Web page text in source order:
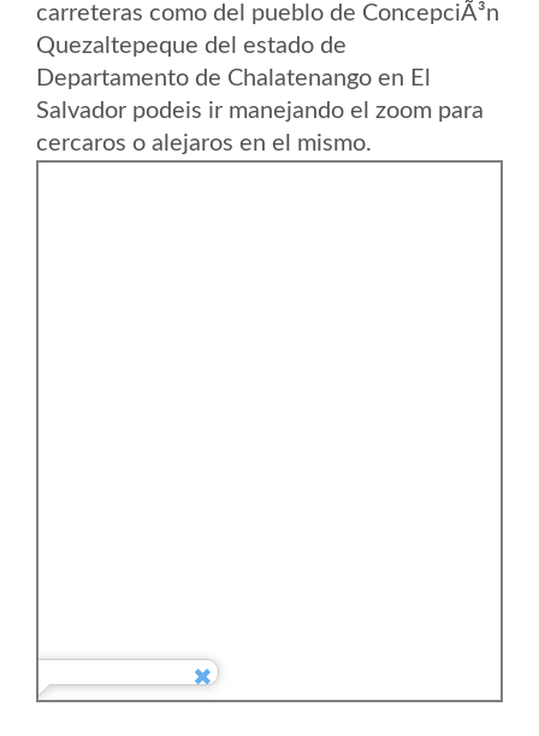
carreteras como del pueblo de ConcepciÃ³n
Quezaltepeque del estado de
Departamento de Chalatenango en El
Salvador podeis ir manejando el zoom para
cercaros o alejaros en el mismo.